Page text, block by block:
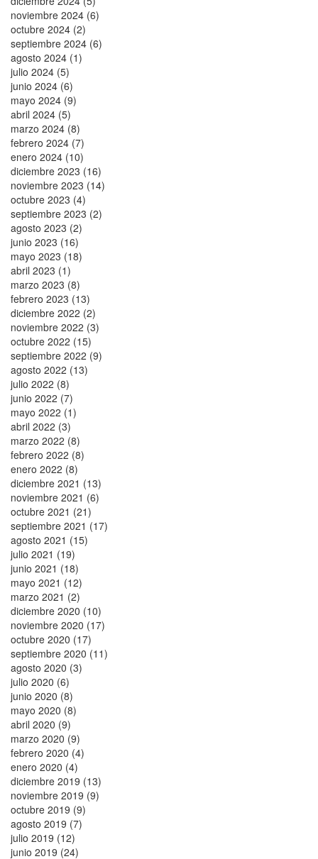
noviembre 2024 (6)
octubre 2024 (2)
septiembre 2024 (6)
agosto 2024 (1)
julio 2024 (5)
junio 2024 (6)
mayo 2024 (9)
abril 2024 (5)
marzo 2024 (8)
febrero 2024 (7)
enero 2024 (10)
diciembre 2023 (16)
noviembre 2023 (14)
octubre 2023 (4)
septiembre 2023 (2)
agosto 2023 (2)
junio 2023 (16)
mayo 2023 (18)
abril 2023 (1)
marzo 2023 (8)
febrero 2023 (13)
diciembre 2022 (2)
noviembre 2022 (3)
octubre 2022 (15)
septiembre 2022 (9)
agosto 2022 (13)
julio 2022 (8)
junio 2022 (7)
mayo 2022 (1)
abril 2022 (3)
marzo 2022 (8)
febrero 2022 (8)
enero 2022 (8)
diciembre 2021 (13)
noviembre 2021 (6)
octubre 2021 (21)
septiembre 2021 (17)
agosto 2021 (15)
julio 2021 (19)
junio 2021 (18)
mayo 2021 (12)
marzo 2021 (2)
diciembre 2020 (10)
noviembre 2020 (17)
octubre 2020 (17)
septiembre 2020 (11)
agosto 2020 (3)
julio 2020 (6)
junio 2020 (8)
mayo 2020 (8)
abril 2020 (9)
marzo 2020 (9)
febrero 2020 (4)
enero 2020 (4)
diciembre 2019 (13)
noviembre 2019 (9)
octubre 2019 (9)
agosto 2019 (7)
julio 2019 (12)
junio 2019 (24)